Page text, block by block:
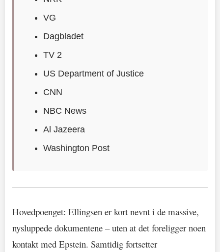
VG
Dagbladet
TV 2
US Department of Justice
CNN
NBC News
Al Jazeera
Washington Post
Hovedpoenget: Ellingsen er kort nevnt i de massive,
nysluppede dokumentene – uten at det foreligger noen
kontakt med Epstein. Samtidig fortsetter